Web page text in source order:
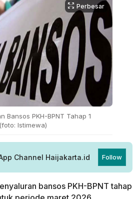
Perbesar
Bansos PKH-BPNT Tahap 1
Istimewa)
Channel Haijakarta.id Follow
bansos PKH-BPNT tahap